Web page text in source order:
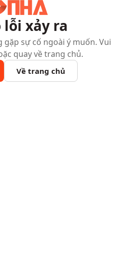
lỗi xảy ra
gặp sự cố ngoài ý muốn. Vui
quay về trang chủ.
Về trang chủ